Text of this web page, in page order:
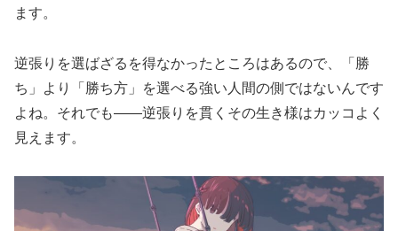
ます。
逆張りを選ばざるを得なかったところはあるので、「勝
ち」より「勝ち方」を選べる強い人間の側ではないんです
よね。それでも――逆張りを貫くその生き様はカッコよく
見えます。